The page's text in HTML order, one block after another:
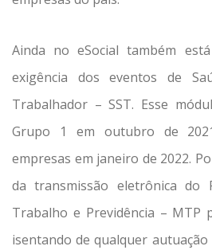
Ainda no eSocial também
exigência dos eventos de
Trabalhador – SST. Esse
Grupo 1 em outubro de
empresas em janeiro de 2022.
da transmissão eletrônica do
Trabalho e Previdência – MTP
isentando de qualquer